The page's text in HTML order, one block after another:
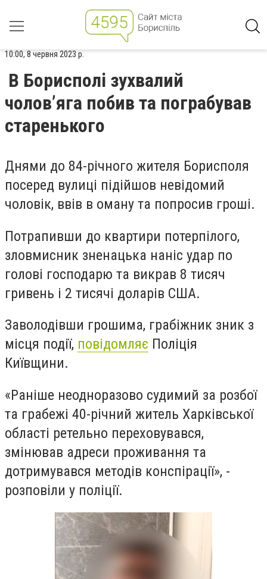
10:00, 8 червня 2023 р.
В Борисполі зухвалий
чолов’яга побив та пограбував
старенького
Днями до 84-річного жителя Борисполя
посеред вулиці підійшов невідомий
чоловік, ввів в оману та попросив гроші.
Потрапивши до квартири потерпілого,
зловмисник зненацька наніс удар по
голові господарю та викрав 8 тисяч
гривень і 2 тисячі доларів США.
Заволодівши грошима, грабіжник зник з
місця події, повідомляє Поліція
Київщини.
«Раніше неодноразово судимий за розбої
та грабежі 40-річний житель Харківської
області ретельно переховувався,
змінював адреси проживання та
дотримувався методів конспірації», -
розповіли у поліції.